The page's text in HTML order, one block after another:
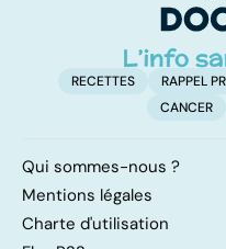
RECETTES RAPPEL
CANCER
Qui sommes-nous ?
Mentions légales
Charte d'utilisation